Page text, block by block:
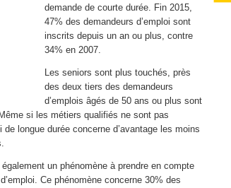
demande de courte durée. Fin 2015,
47% des demandeurs d’emploi sont
inscrits depuis un an ou plus, contre
34% en 2007.
Les seniors sont plus touchés, près
des deux tiers des demandeurs
d’emplois âgés de 50 ans ou plus sont
si les métiers qualifiés ne sont pas
de longue durée concerne d’avantage les moins
un phénomène à prendre en compte
Ce phénomène concerne 30% des